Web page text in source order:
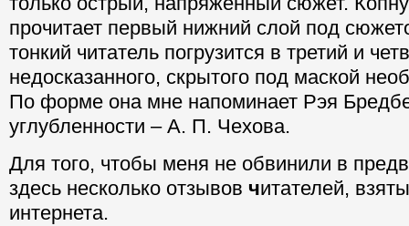
прочитает первый нижний слой под
тонкий читатель погрузится в третий и
недосказанного, скрытого под маской
По форме она мне напоминает Рэя
углубленности – А. П. Чехова.
Для того, чтобы меня не обвинили в
здесь несколько отзывов читателей,
интернета.